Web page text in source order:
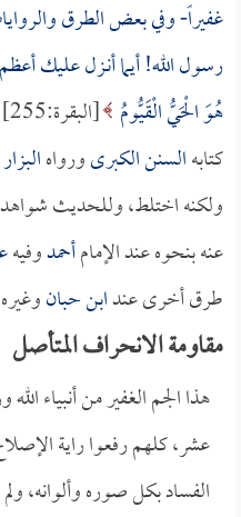
غفيراً- وفي بعض الطرق
رسول الله! أيما أنـزل عليك
هُوَ الْحَيُّ الْقَيُّومُ [البقرة:255] } وهذا الحديث رواه
كتابهالسنن الكبرىورواهالبزار
ولكنه اختلط، وللحديث
عنه بنحوه عند الإمامأحمدوفيه
طرق أخرى عندابن حبان
مقاومة الانحراف المتأصل
هذا الجم الغفير من أنبياء
عشر، كلهم رفعوا راية
الفساد بكل صوره وألوانه،